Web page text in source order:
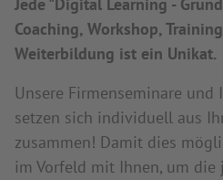
Coaching, Workshop,
Weiterbildung ist ein Unikat.
Unsere Firmenseminare und
setzen sich individuell aus
zusammen! Damit dies
im Vorfeld mit Ihnen, um